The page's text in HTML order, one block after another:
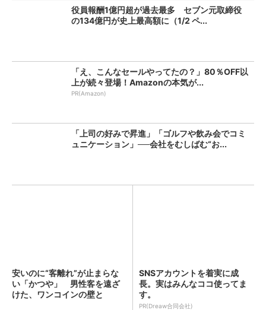
役員報酬1億円超が過去最多 セブン元取締役
の134億円が史上最高額に（1/2 ペ...
「え、こんなセールやってたの？」80％OFF以
上が続々登場！Amazonの本気が...
PR(Amazon)
「上司の好みで昇進」「ゴルフや飲み会でコミ
ュニケーション」──会社をむしばむ“お...
安いのに“客離れ”が止まらな
い「かつや」 男性客を遠ざ
けた、ワンコインの壁と
SNSアカウントを着実に成
長。実はみんなココ使ってま
す。
PR(Dreaw合同会社)